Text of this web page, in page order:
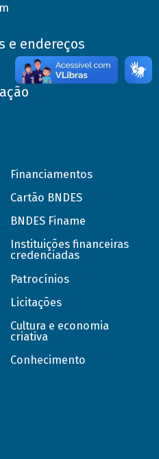
e endereços
Financiamentos
Cartão BNDES
BNDES Finame
Instituições financeiras
credenciadas
Patrocínios
Licitações
Cultura e economia
criativa
Conhecimento